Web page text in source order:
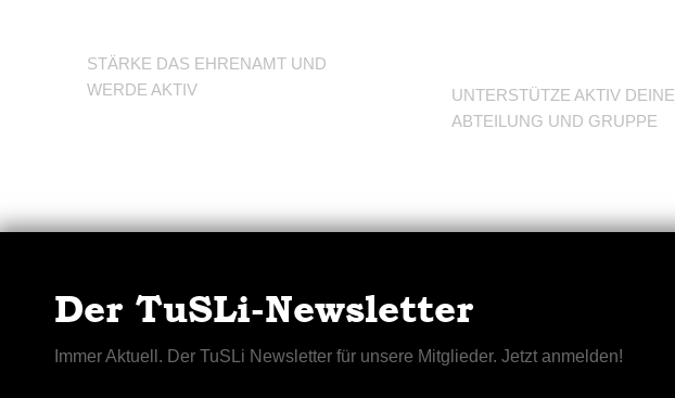
STÄRKE DAS EHRENAMT UND
WERDE AKTIV
UNTERSTÜTZE AKTIV DEINE
ABTEILUNG UND GRUPPE
Der TuSLi-Newsletter
Immer Aktuell. Der TuSLi Newsletter für unsere Mitglieder. Jetzt anmelden!